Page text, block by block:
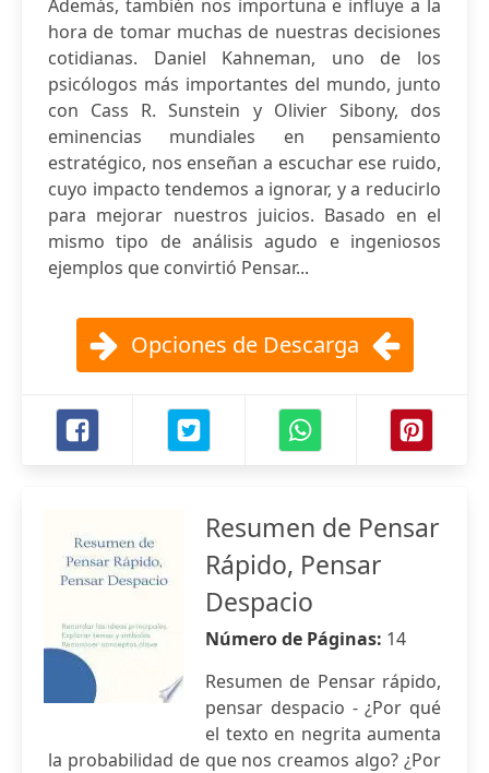
Además, también nos importuna e influye a la
hora de tomar muchas de nuestras decisiones
cotidianas. Daniel Kahneman, uno de los
psicólogos más importantes del mundo, junto
con Cass R. Sunstein y Olivier Sibony, dos
eminencias mundiales en pensamiento
estratégico, nos enseñan a escuchar ese ruido,
cuyo impacto tendemos a ignorar, y a reducirlo
para mejorar nuestros juicios. Basado en el
mismo tipo de análisis agudo e ingeniosos
ejemplos que convirtió Pensar...
Opciones de Descarga
Resumen de Pensar
Rápido, Pensar
Despacio
Número de Páginas: 14
Resumen de Pensar rápido,
pensar despacio - ¿Por qué
el texto en negrita aumenta
la probabilidad de que nos creamos algo? ¿Por